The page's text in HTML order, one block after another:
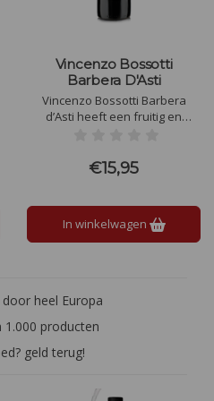
Vincenzo Bossotti
Barbera D'Asti
Vincenzo Bossotti Barbera
d’Asti heeft een fruitig en
bessen. Levendige zuren,
zachte tannines en een lange,
evenwichtig.
€15,95
In winkelwagen
heel Europa
1.000 producten
geld terug!